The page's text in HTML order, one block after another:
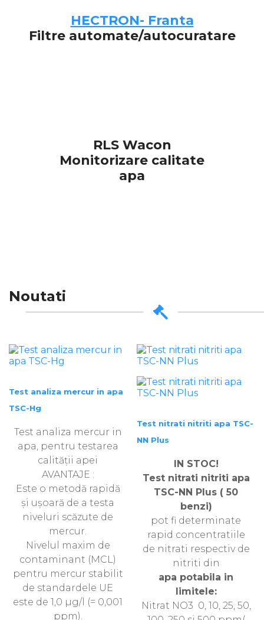
HECTRON- Franta
Filtre automate/autocuratare
RLS Wacon
Monitorizare calitate
apa
Noutati
Test analiza mercur in apa
TSC-Hg
Test analiza mercur in
apa, pentru testarea
calității apei
AVANTAJE :
Este o metodă rapidă
și ușoară de a testa
niveluri scăzute de
mercur.
Nivelul maxim de
contaminant (MCL)
pentru mercur stabilit
de standardele UE
este de 1,0 µg/l (= 0,001
ppm).
Test nitrati nitriti apa TSC-
NN Plus
IN STOC!
Test nitrati nitriti apa
TSC-NN Plus ( 50
benzi)
pot fi determinate
rapid concentratiile
de nitrati respectiv de
nitriti din
apa potabila in
limitele:
Nitrat NO3 0, 10, 25, 50,